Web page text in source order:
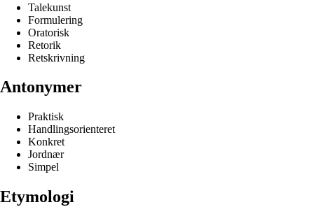
Talekunst
Formulering
Oratorisk
Retorik
Retskrivning
Antonymer
Praktisk
Handlingsorienteret
Konkret
Jordnær
Simpel
Etymologi